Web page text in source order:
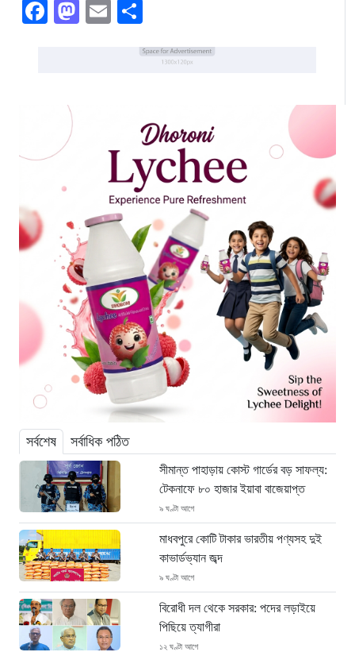
Facebook
Mastodon
Email
সর্বশেষ সর্বাধিক পঠিত
সীমান্ত পাহাড়ায় কোস্ট গার্ডের বড় সাফল্য:
টেকনাফে ৮০ হাজার ইয়াবা বাজেয়াপ্ত
৯ ঘণ্টা আগে
মাধবপুরে কোটি টাকার ভারতীয় পণ্যসহ দুই
কাভার্ডভ্যান জব্দ
৯ ঘণ্টা আগে
বিরোধী দল থেকে সরকার: পদের লড়াইয়ে
পিছিয়ে ত্যাগীরা
১২ ঘণ্টা আগে